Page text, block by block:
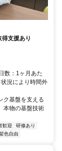
得支援あり
数：1ヶ月あた
況により時間外
ク基盤を支える
本物の基盤技術
歓迎
研修あり
色自由